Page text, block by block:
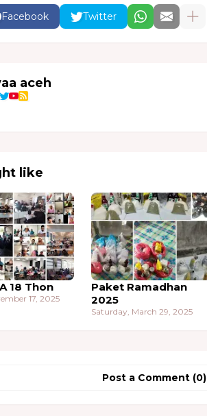
Facebook Twitter
aceh
like
18 Thon
17, 2025
Paket Ramadhan
2025
Saturday, March 29, 2025
Post a Comment (0)